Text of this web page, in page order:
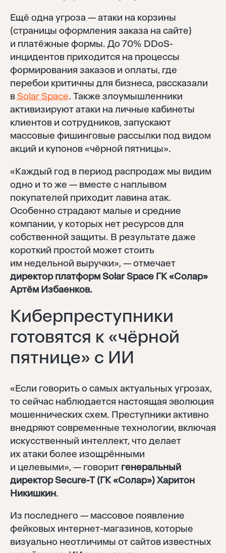
Ещё одна угроза — атаки на корзины
(страницы оформления заказа на сайте)
и платёжные формы. До 70% DDoS-
инцидентов приходится на процессы
формирования заказов и оплаты, где
перебои критичны для бизнеса, рассказали
вSolar Space. Также злоумышленники
активизируют атаки на личные кабинеты
клиентов и сотрудников, запускают
массовые фишинговые рассылки под видом
акций и купонов «чёрной пятницы».
«Каждый год в период распродаж мы видим
одно и то же — вместе с наплывом
покупателей приходит лавина атак.
Особенно страдают малые и средние
компании, у которых нет ресурсов для
собственной защиты. В результате даже
короткий простой может стоить
им недельной выручки», — отмечает
директор платформ Solar Space ГК «Солар»
Артём Избаенков.
Киберпреступники
готовятся к «чёрной
пятнице» с ИИ
«Если говорить о самых актуальных угрозах,
то сейчас наблюдается настоящая эволюция
мошеннических схем. Преступники активно
внедряют современные технологии, включая
искусственный интеллект, что делает
их атаки более изощрёнными
и целевыми», — говорит генеральный
директор Secure-T (ГК «Солар») Харитон
Никишкин.
Из последнего — массовое появление
фейковых интернет-магазинов, которые
визуально неотличимы от сайтов известных